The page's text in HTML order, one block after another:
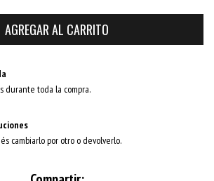
durante toda la compra.
cambiarlo por otro o devolverlo.